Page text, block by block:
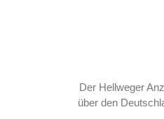
Der Hellweger
über den